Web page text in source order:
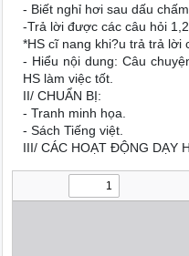
- Biết nghỉ hơi sau dấu
-Trả lời được các câu hỏi
*HS cĩ nang khi?u trả trả lời
- Hiểu nội dung: Câu
HS làm việc tốt.
II/ CHUẨN BỊ:
- Tranh minh họa.
- Sách Tiếng việt.
III/ CÁC HOẠT ĐỘNG DẠY